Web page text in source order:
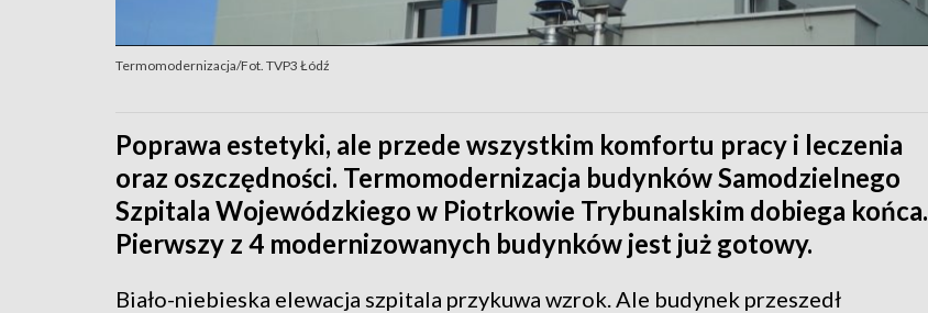
Termomodernizacja/Fot. TVP3 Łódź
Poprawa estetyki, ale przede wszystkim komfortu pracy i leczenia
oraz oszczędności. Termomodernizacja budynków Samodzielnego
Szpitala Wojewódzkiego w Piotrkowie Trybunalskim dobiega końca.
Pierwszy z 4 modernizowanych budynków jest już gotowy.
Biało-niebieska elewacja szpitala przykuwa wzrok. Ale budynek przeszedł